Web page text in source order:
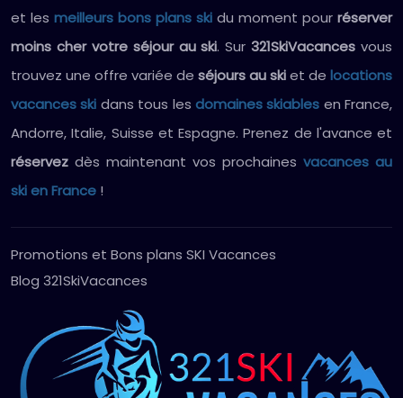
et les meilleurs bons plans ski du moment pour réserver
moins cher votre séjour au ski. Sur321SkiVacances vous
trouvez une offre variée de séjours au skiet de locations
vacances ski dans tous les domaines skiables en France,
Andorre, Italie, Suisse et Espagne. Prenez de l'avance et
réservez dès maintenant vos prochaines vacances au
ski en France !
Promotions et Bons plans SKI Vacances
Blog 321SkiVacances